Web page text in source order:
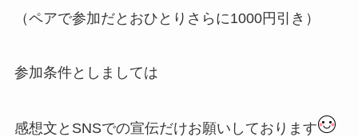
（ペアで参加だとおひとりさらに1000円引き）
参加条件としましては
感想文とSNSでの宣伝だけお願いしております